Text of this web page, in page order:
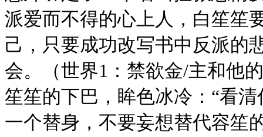
派爱而不得的心上人，白笙笙
己，只要成功改写书中反派的
会。（世界1：禁欲金/主和他
笙笙的下巴，眸色冰冷：“看
一个替身，不要妄想替代容笙